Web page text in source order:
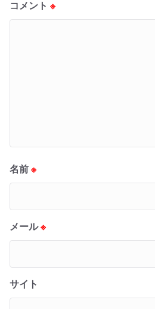
コメント ※
名前 ※
メール※
サイト